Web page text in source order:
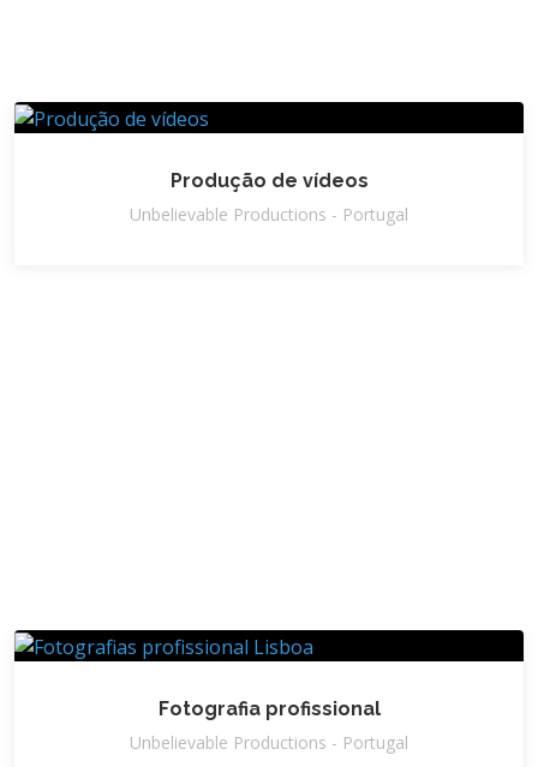
Produção de vídeos
Unbelievable Productions - Portugal
Fotografia profissional
Unbelievable Productions - Portugal